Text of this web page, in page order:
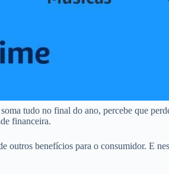
tudo no final do ano, percebe que
financeira.
outros benefícios para o consumidor. E